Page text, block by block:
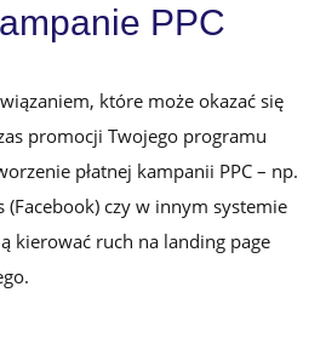
PPC
które może okazać się
promocji Twojego programu
płatnej kampanii PPC – np.
(Facebook) czy w innym systemie
kierować ruch na landing page